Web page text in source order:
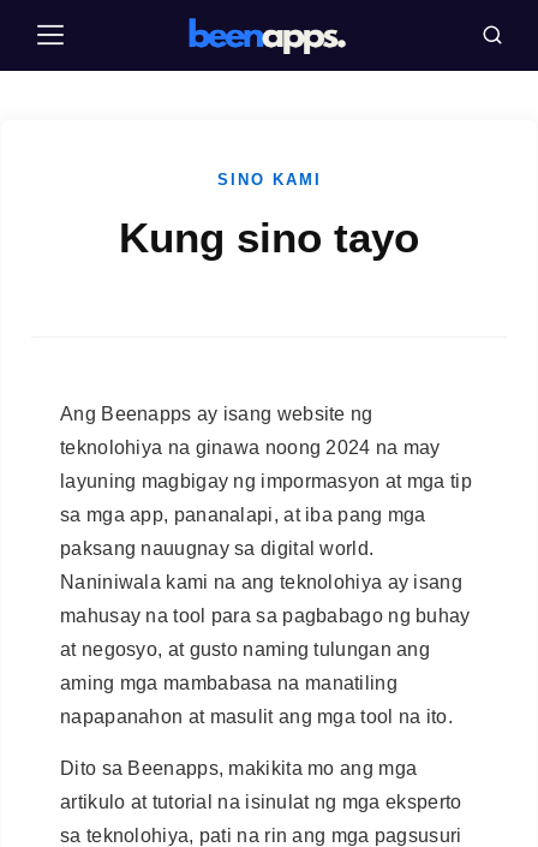
o
Menu
SINO KAMI
Kung sino tayo
Ang Beenapps ay isang website ng
teknolohiya na ginawa noong 2024 na may
layuning magbigay ng impormasyon at mga tip
sa mga app, pananalapi, at iba pang mga
paksang nauugnay sa digital world.
Naniniwala kami na ang teknolohiya ay isang
mahusay na tool para sa pagbabago ng buhay
at negosyo, at gusto naming tulungan ang
aming mga mambabasa na manatiling
napapanahon at masulit ang mga tool na ito.
Dito sa Beenapps, makikita mo ang mga
artikulo at tutorial na isinulat ng mga eksperto
sa teknolohiya, pati na rin ang mga pagsusuri